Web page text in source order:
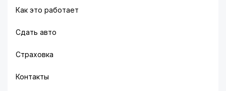
Как это работает
Сдать авто
Страховка
Контакты